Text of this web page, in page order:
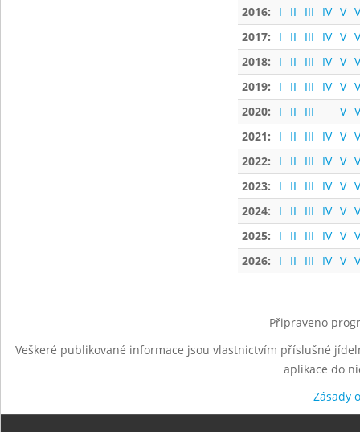
2016:
I II III IV V
2017:
I II III IV V
2018:
I II III IV V
2019:
I II III IV V
2020:
I II III V
2021:
I II III IV V
2022:
I II III IV V
2023:
I II III IV V
2024:
I II III IV V
2025:
I II III IV V
2026:
I II III IV V
Připraveno
Veškeré publikované informace jsou vlastnictvím příslušné
aplikace do
Zásady